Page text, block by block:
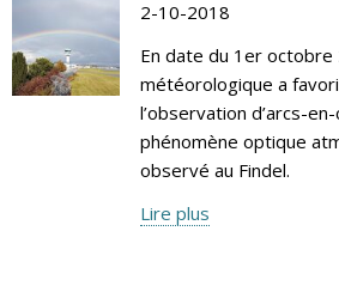
2-10-2018
En date du 1er octobre
météorologique a
l’observation d’arcs-
phénomène optique
observé au Findel.
Lire plus